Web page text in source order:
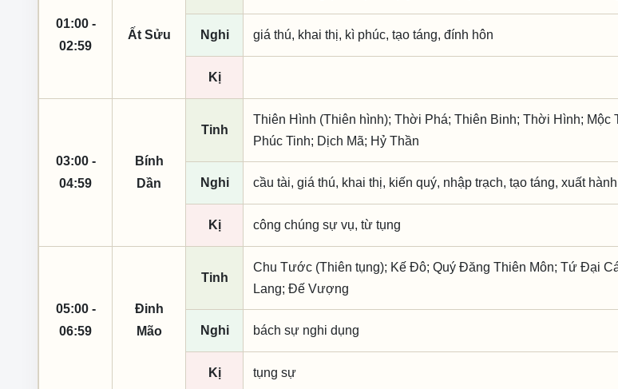
01:00 -
02:59
Ất Sửu Nghi giá thú, khai thị, kì phúc, tạo táng, đính hôn
Kị
03:00 -
04:59
Bính
Dần
Tinh
Thiên Hình (Thiên hình); Thời Phá; Thiên Binh; Thời Hình; Mộc
Phúc Tinh; Dịch Mã; Hỷ Thần
Nghi cầu tài, giá thú, khai thị, kiến quý, nhập trạch, tạo táng, xuất
Kị công chúng sự vụ, từ tụng
05:00 -
06:59
Đinh
Mão
Tinh
Chu Tước (Thiên tụng); Kế Đô; Quý Đăng Thiên Môn; Tứ Đại
Lang; Đế Vượng
Nghi bách sự nghi dụng
Kị tụng sự